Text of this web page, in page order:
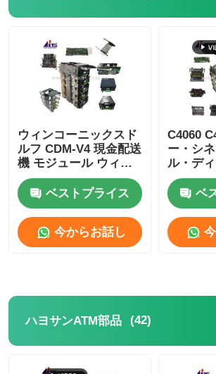
企業情報
品質管理
お問い合わせ
見積依頼
ウィンコーニックスド
ルフ CDM-V4 現金配送
機 モジュール ウィン
コーATM部品
ベストプライス
今からお話し
C4060
ー・シ
ル・デ
モジュ
部品 ベ
ハヨサンATM部品 (42)